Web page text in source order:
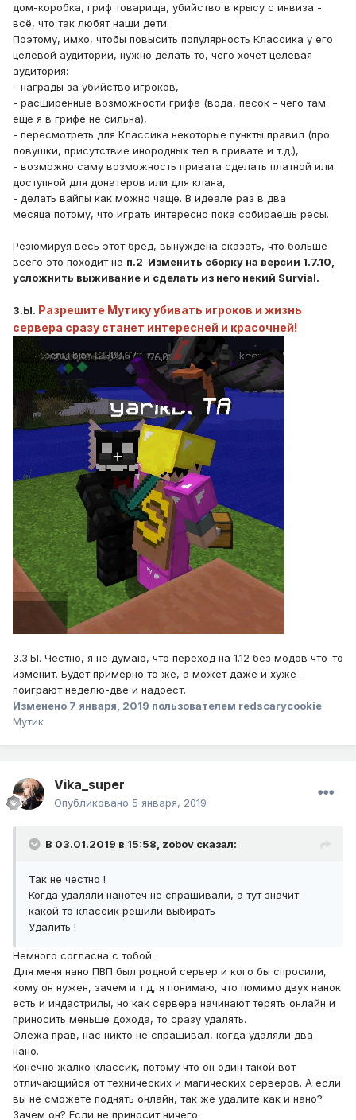
дом-коробка, гриф товарища, убийство в крысу с инвиза -
всё, что так любят наши дети.
Поэтому, имхо, чтобы повысить популярность Классика у его
целевой аудитории, нужно делать то, чего хочет целевая
аудитория:
- награды за убийство игроков,
- расширенные возможности грифа (вода, песок - чего там
еще я в грифе не сильна),
- пересмотреть для Классика некоторые пункты правил (про
ловушки, присутствие инородных тел в привате и т.д.),
- возможно саму возможность привата сделать платной или
доступной для донатеров или для клана,
- делать вайпы как можно чаще. В идеале раз в два
месяца потому, что играть интересно пока собираешь ресы.
Резюмируя весь этот бред, вынуждена сказать, что больше
всего это походит на п.2 Изменить сборку на версии 1.7.10,
усложнить выживание и сделать из него некий Survial.
З.Ы. Разрешите Мутику убивать игроков и жизнь
сервера сразу станет интересней и красочней!
З.З.Ы. Честно, я не думаю, что переход на 1.12 без модов что-то
изменит. Будет примерно то же, а может даже и хуже -
поиграют неделю-две и надоест.
Изменено 7 января, 2019 пользователем redscarycookie
Мутик
Vika_super
Опубликовано 5 января, 2019
В 03.01.2019 в 15:58, zobov сказал:
Так не честно !
Когда удаляли нанотеч не спрашивали, а тут значит
какой то классик решили выбирать
Удалить !
Немного согласна с тобой.
Для меня нано ПВП был родной сервер и кого бы спросили,
кому он нужен, зачем и т.д, я понимаю, что помимо двух нанок
есть и индастрилы, но как сервера начинают терять онлайн и
приносить меньше дохода, то сразу удалять.
Олежа прав, нас никто не спрашивал, когда удаляли два
нано.
Конечно жалко классик, потому что он один такой вот
отличающийся от технических и магических серверов. А если
вы не сможете поднять онлайн, так же удалите как и нано?
Зачем он? Если не приносит ничего.